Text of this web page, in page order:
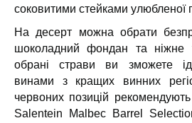
соковитими стейками улюбленої
На десерт можна обрати
шоколадний фондан та ніжне
обрані страви ви зможете
винами з кращих винних
червоних позицій рекомендують
Salentein Malbec Barrel